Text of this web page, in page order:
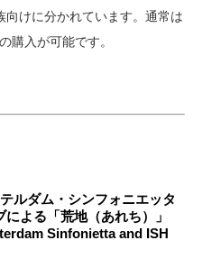
向けに分かれています。通常は
購入が可能です。
ルダム・シンフォニエッタ
よる「荒地（あれち）」
Sinfonietta and ISH